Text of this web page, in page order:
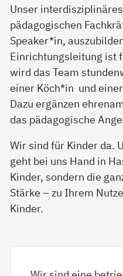
Unser
pädagogischen
Speaker*in,
Einrichtungsleitung ist
wird das Team
einer Köch*in und
Dazu ergänzen
das pädagogische
Wir sind für Kinder da.
geht bei uns Hand in
Kinder, sondern die
Stärke – zu Ihrem
Kinder.